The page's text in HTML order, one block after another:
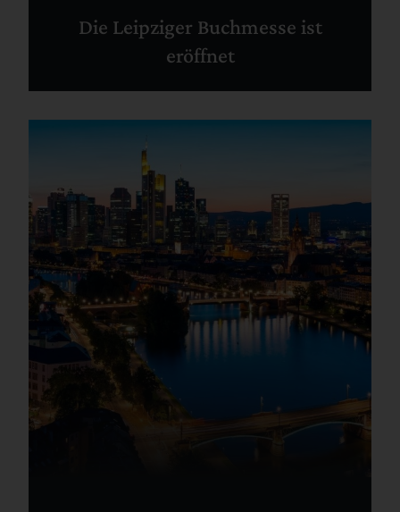
Die Leipziger Buchmesse ist
eröffnet